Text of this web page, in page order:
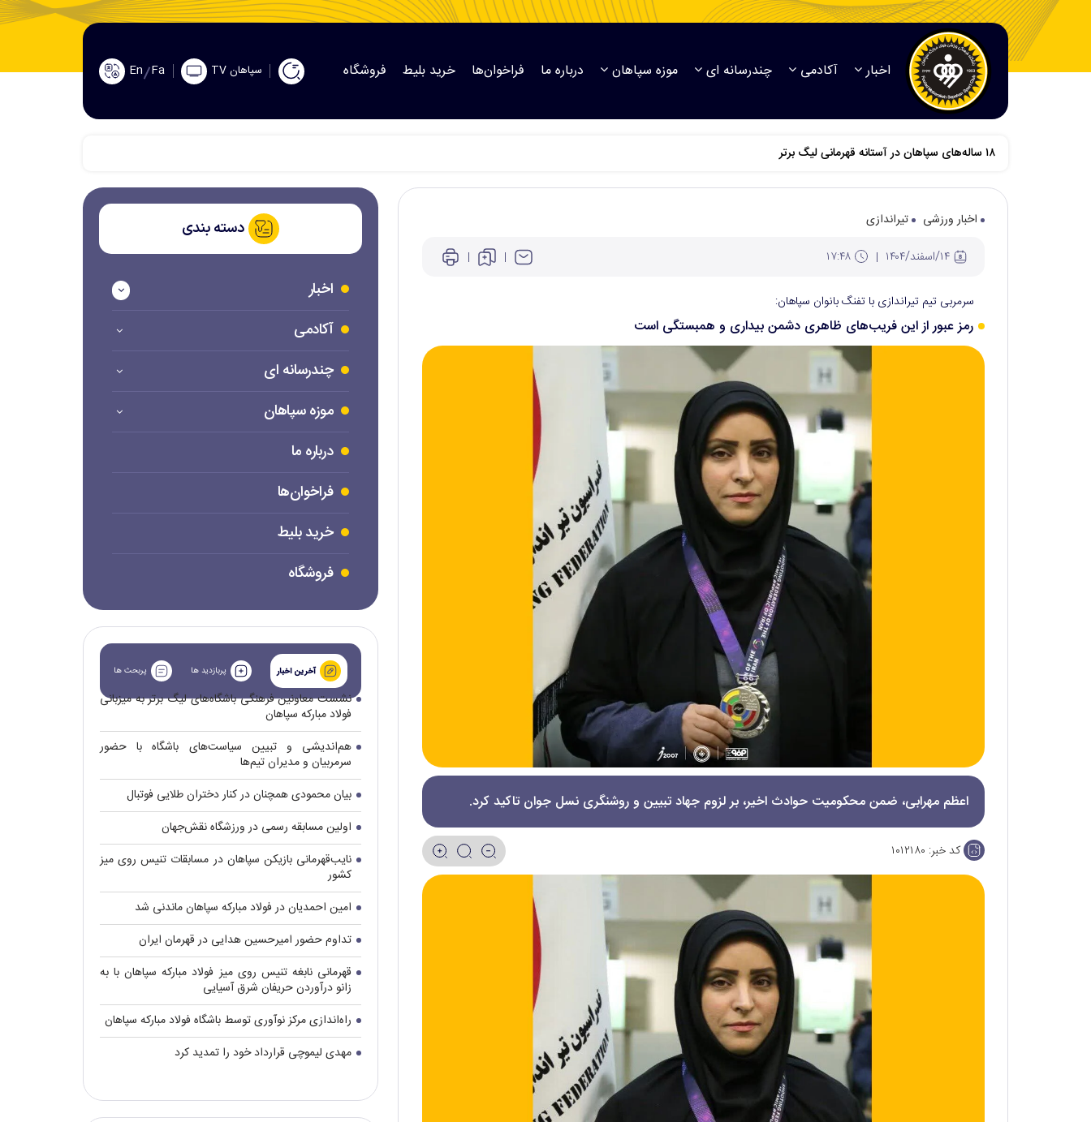
اخبار آکادمی چندرسانه ای موزه سپاهان درباره ما فراخوان‌ها خرید بلیط فروشگاه سپاهان TV Fa
En
اخبار ورزشی
تیراندازی
سرمربی تیم تیراندازی با تفنگ بانوان سپاهان:
رمز عبور از این فریب‌های ظاهری دشمن بیداری و همبستگی است
اعظم مهرابی، ضمن محکومیت حوادث اخیر، بر لزوم جهاد تبیین و روشنگری نسل جوان تاکید کرد.
کد خبر: ۱۰۱۲۱۸۰
دسته بندی
اخبار
آکادمی
چندرسانه ای
موزه سپاهان
درباره ما
فراخوان‌ها
خرید بلیط
فروشگاه
آخرین اخبار پربازدید ها پربحث ها
نشست معاونین فرهنگی باشگاه‌های لیگ برتر به میزبانی
فولاد مبارکه سپاهان
هم‌اندیشی و تبیین سیاست‌های باشگاه با حضور
سرمربیان و مدیران تیم‌ها
بیان محمودی همچنان در کنار دختران طلایی فوتبال
اولین مسابقه رسمی در ورزشگاه نقش‌جهان
نایب‌قهرمانی بازیکن سپاهان در مسابقات تنیس روی میز
کشور
امین احمدیان در فولاد مبارکه سپاهان ماندنی شد
تداوم حضور امیرحسین هدایی در قهرمان ایران
قهرمانی نابغه تنیس روی میز فولاد مبارکه سپاهان با به
زانو درآوردن حریفان شرق آسیایی
راه‌اندازی مرکز نوآوری توسط باشگاه فولاد مبارکه سپاهان
مهدی لیموچی قرارداد خود را تمدید کرد